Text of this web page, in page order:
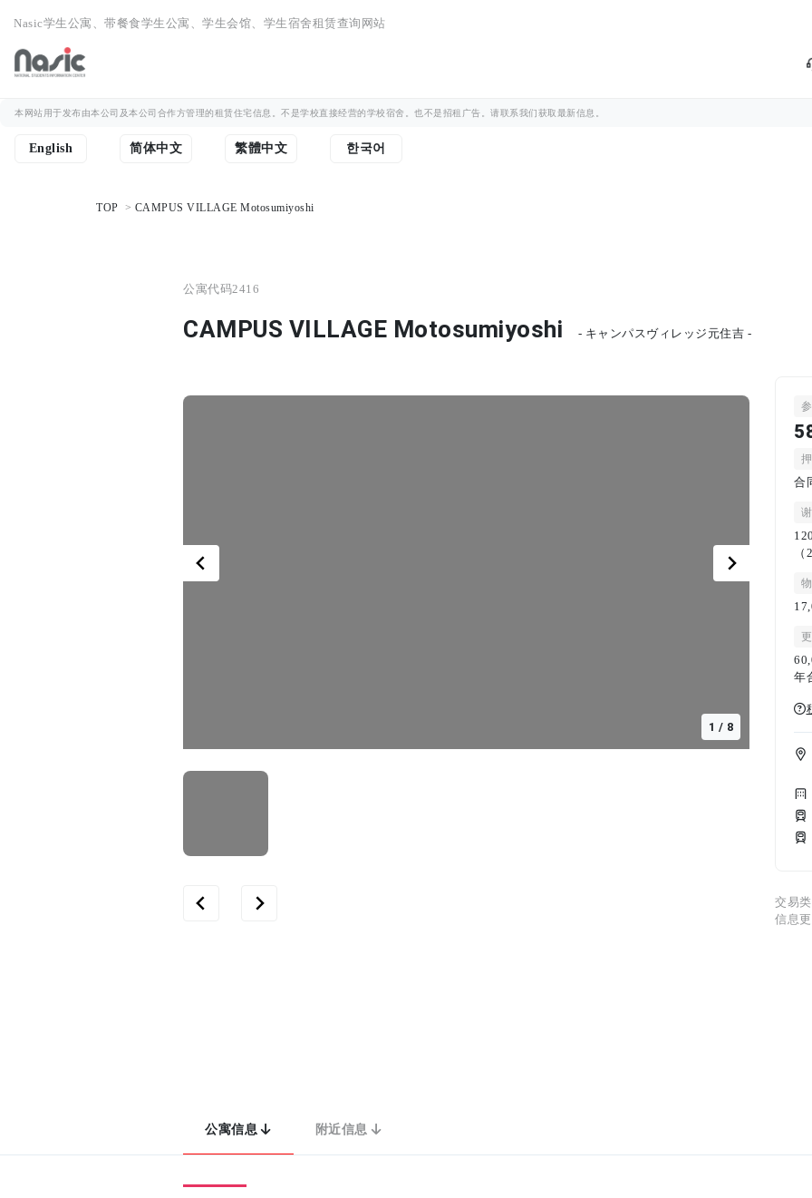
Nasic学生公寓、带餐食学生公寓、学生会馆、学生宿舍租赁查询网站
本网站用于发布由本公司及本公司合作方管理的租赁住宅信息。不是学校直接经营的学校宿舍。也不是招租广告。请联系我们获取最新信息。
English 简体中文 繁體中文 한국어
TOP CAMPUS VILLAGE Motosumiyoshi
公寓代码2416
CAMPUS VILLAGE Motosumiyoshi - キャンパスヴィレッジ元住吉 -
1 / 8
合
年
交易
信息
公寓信息 附近信息